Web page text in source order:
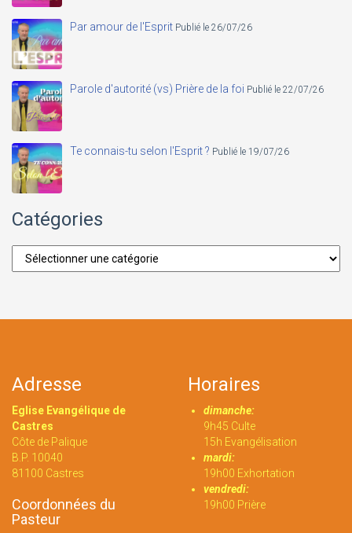
Par amour de l'Esprit Publié le 26/07/26
Parole d'autorité (vs) Prière de la foi Publié le 22/07/26
Te connais-tu selon l'Esprit ? Publié le 19/07/26
Catégories
Catégories
Adresse
Eglise Evangélique de
Castres
Côte de Palique
B.P. 10040
81100 Castres
Coordonnées du
Pasteur
Horaires
dimanche:
9h45 Culte
15h Evangélisation
mardi:
19h00 Exhortation
vendredi:
19h00 Prière